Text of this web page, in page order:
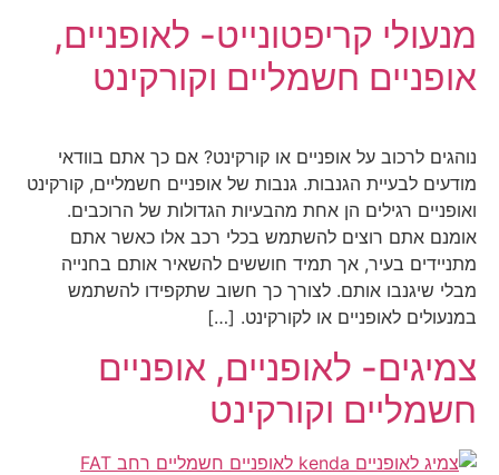
מנעולי קריפטונייט- לאופניים,
אופניים חשמליים וקורקינט
נוהגים לרכוב על אופניים או קורקינט? אם כך אתם בוודאי
מודעים לבעיית הגנבות. גנבות של אופניים חשמליים, קורקינט
ואופניים רגילים הן אחת מהבעיות הגדולות של הרוכבים.
אומנם אתם רוצים להשתמש בכלי רכב אלו כאשר אתם
מתניידים בעיר, אך תמיד חוששים להשאיר אותם בחנייה
מבלי שיגנבו אותם. לצורך כך חשוב שתקפידו להשתמש
במנעולים לאופניים או לקורקינט. […]
צמיגים- לאופניים, אופניים
חשמליים וקורקינט